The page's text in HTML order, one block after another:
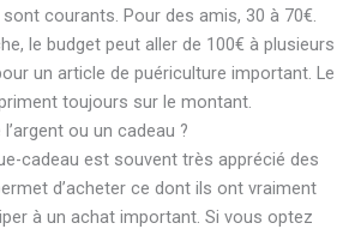
courants. Pour des amis, 30 à 70€.
le budget peut aller de 100€ à plusieurs
un article de puériculture important. Le
toujours sur le montant.
ou un cadeau ?
cadeau est souvent très apprécié des
d’acheter ce dont ils ont vraiment
à un achat important. Si vous optez